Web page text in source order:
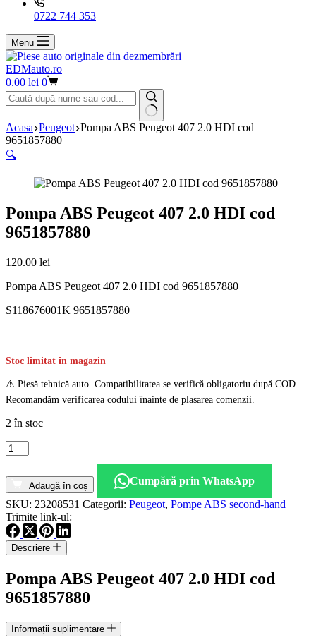
0722 744 353
Menu
EDMauto.ro
Coș
de
cumpărături
0.00 lei 0
Niciun
rezultat
Acasa Peugeot Pompa ABS Peugeot 407 2.0 HDI cod
9651857880
🔍
Pompa ABS Peugeot 407 2.0 HDI cod
9651857880
120.00 lei
Pompa ABS Peugeot 407 2.0 HDI cod 9651857880
S118676001K 9651857880
Stoc limitat în magazin
⚠️ Piesă tehnică auto. Compatibilitatea se verifică obligatoriu după COD.
Recomandăm verificarea codului înainte de plasarea comenzii.
2 în stoc
Cantitate
Pompa
Peugeot
407
2.0
HDI
cod
9651857880
Adaugă în coș
Cumpără prin WhatsApp
SKU: 23208531 Categorii: Peugeot, Pompe ABS second-hand
Trimite link-ul:
Descriere
Pompa ABS Peugeot 407 2.0 HDI cod
9651857880
Informații suplimentare